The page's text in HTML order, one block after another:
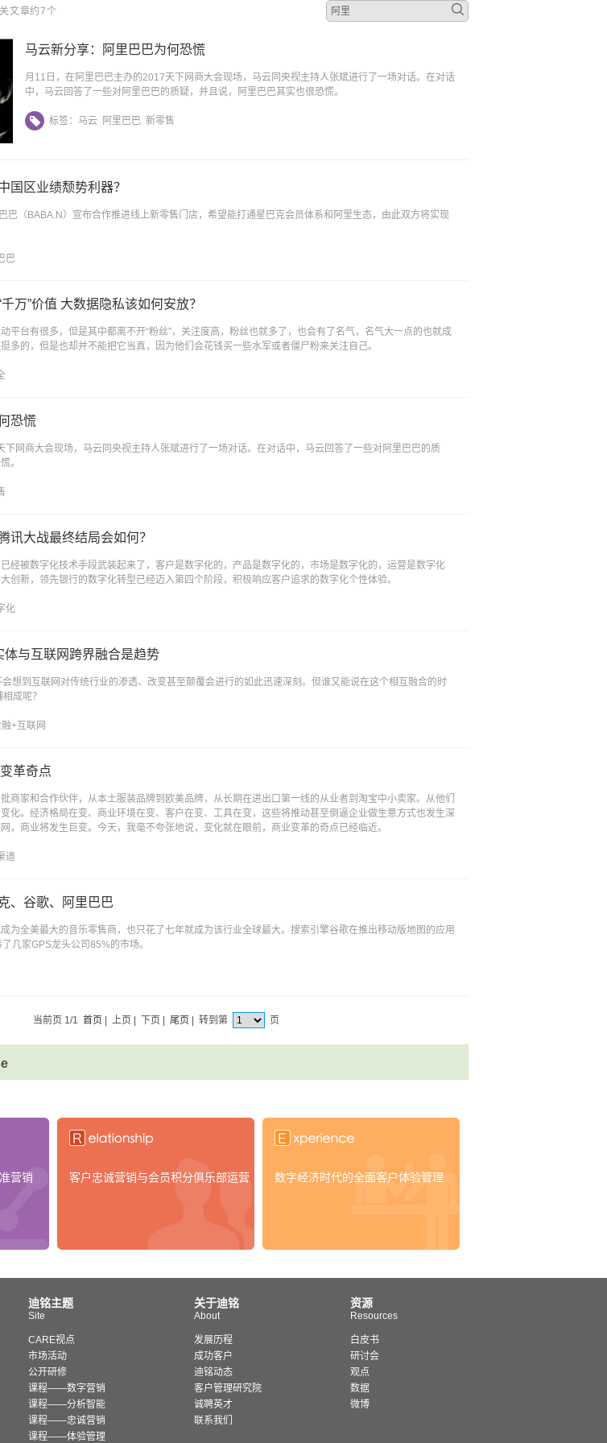
文章约7个
马云新分享：阿里巴巴为何恐慌
月11日，在阿里巴巴主办的2017天下网商大会现场，马云同央视主持人张斌进行了一场对话。在对话
中，马云回答了一些对阿里巴巴的质疑，并且说，阿里巴巴其实也很恐慌。
标签： 马云 阿里巴巴 新零售
国区业绩颓势利器？
巴（BABA.N）宣布合作推进线上新零售门店，希望能打通星巴克会员体系和阿里生态，由此双方将实现
巴
万”价值 大数据隐私该如何安放？
平台有很多，但是其中都离不开“粉丝”，关注度高，粉丝也就多了，也会有了名气，名气大一点的也就成
多的，但是也却并不能把它当真，因为他们会花钱买一些水军或者僵尸粉来关注自己。
恐慌
网商大会现场，马云同央视主持人张斌进行了一场对话。在对话中，马云回答了一些对阿里巴巴的质
。
讯大战最终结局会如何？
经被数字化技术手段武装起来了，客户是数字化的，产品是数字化的，市场是数字化的，运营是数字化
创新，领先银行的数字化转型已经迈入第四个阶段，积极响应客户追求的数字化个性体验。
化
体与互联网跨界融合是趋势
想到互联网对传统行业的渗透、改变甚至颠覆会进行的如此迅速深刻。但谁又能说在这个相互融合的时
成呢？
+互联网
革奇点
商家和合作伙伴，从本土服装品牌到欧美品牌，从长期在进出口第一线的从业者到淘宝中小卖家。从他们
化。经济格局在变、商业环境在变、客户在变、工具在变，这些将推动甚至倒逼企业做生意方式也发生深
，商业将发生巨变。今天，我毫不夸张地说，变化就在眼前，商业变革的奇点已经临近。
道
、谷歌、阿里巴巴
为全美最大的音乐零售商，也只花了七年就成为该行业全球最大。搜索引擎谷歌在推出移动版地图的应用
几家GPS龙头公司85%的市场。
当前页 1/1 首页 | 上页 | 下页 | 尾页 | 转到第 页
营销 客户忠诚营销与会员积分俱乐部运营 数字经济时代的全面客户体验管理
迪铭主题
Site
CARE视点
市场活动
公开研修
课程——数字营销
课程——分析智能
课程——忠诚营销
课程——体验管理
关于迪铭
About
发展历程
成功客户
迪铭动态
客户管理研究院
诚聘英才
联系我们
资源
Resources
白皮书
研讨会
观点
数据
微博